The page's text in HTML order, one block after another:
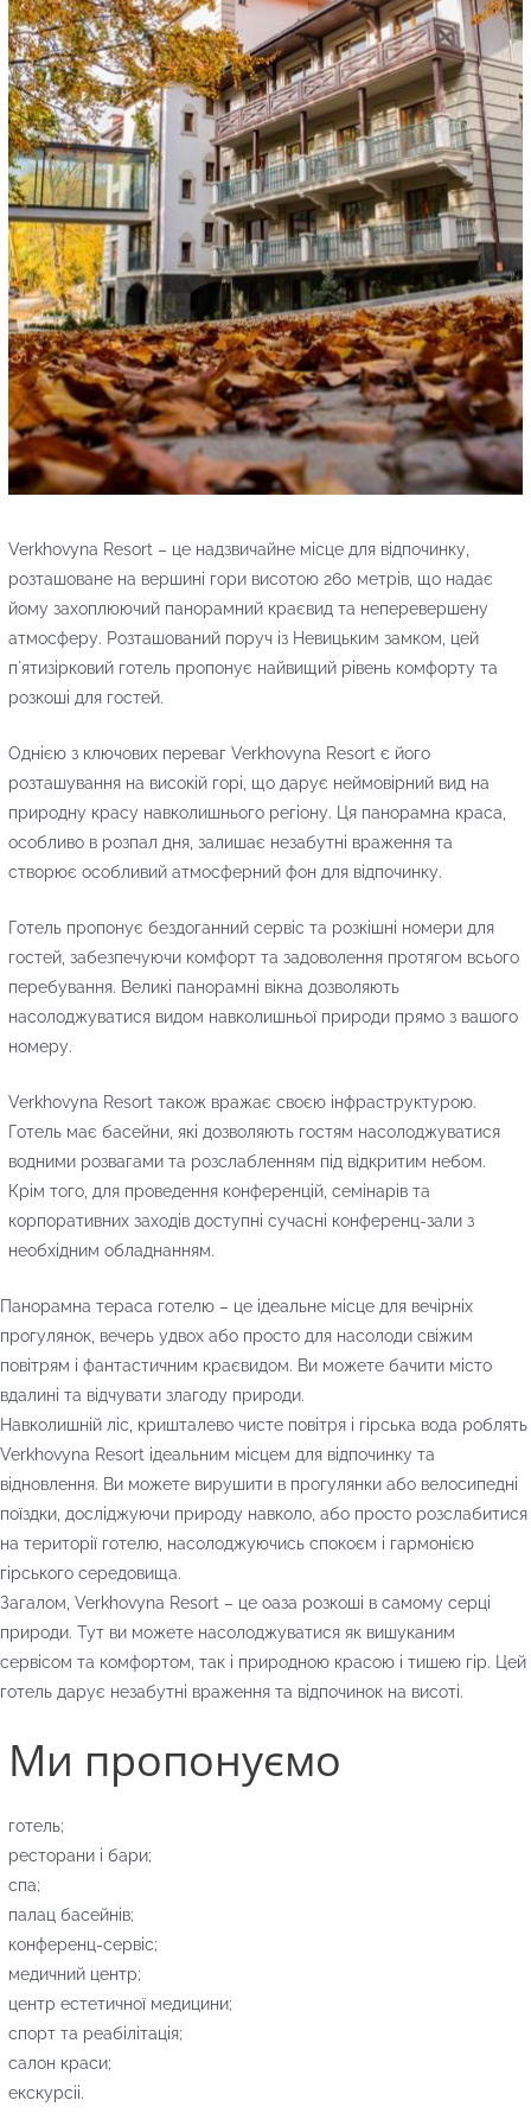
Verkhovyna Resort – це надзвичайне місце для відпочинку,
розташоване на вершині гори висотою 260 метрів, що надає
йому захоплюючий панорамний краєвид та неперевершену
атмосферу. Розташований поруч із Невицьким замком, цей
пʼятизірковий готель пропонує найвищий рівень комфорту та
розкоші для гостей.
Однією з ключових переваг Verkhovyna Resort є його
розташування на високій горі, що дарує неймовірний вид на
природну красу навколишнього регіону. Ця панорамна краса,
особливо в розпал дня, залишає незабутні враження та
створює особливий атмосферний фон для відпочинку.
Готель пропонує бездоганний сервіс та розкішні номери для
гостей, забезпечуючи комфорт та задоволення протягом всього
перебування. Великі панорамні вікна дозволяють
насолоджуватися видом навколишньої природи прямо з вашого
номеру.
Verkhovyna Resort також вражає своєю інфраструктурою.
Готель має басейни, які дозволяють гостям насолоджуватися
водними розвагами та розслабленням під відкритим небом.
Крім того, для проведення конференцій, семінарів та
корпоративних заходів доступні сучасні конференц-зали з
необхідним обладнанням.
Панорамна тераса готелю – це ідеальне місце для вечірніх
прогулянок, вечерь удвох або просто для насолоди свіжим
повітрям і фантастичним краєвидом. Ви можете бачити місто
вдалині та відчувати злагоду природи.
Навколишній ліс, кришталево чисте повітря і гірська вода роблять
Verkhovyna Resort ідеальним місцем для відпочинку та
відновлення. Ви можете вирушити в прогулянки або велосипедні
поїздки, досліджуючи природу навколо, або просто розслабитися
на території готелю, насолоджуючись спокоєм і гармонією
гірського середовища.
Загалом, Verkhovyna Resort – це оаза розкоші в самому серці
природи. Тут ви можете насолоджуватися як вишуканим
сервісом та комфортом, так і природною красою і тишею гір. Цей
готель дарує незабутні враження та відпочинок на висоті.
Ми пропонуємо
готель;
ресторани і бари;
спа;
палац басейнів;
конференц-сервіс;
медичний центр;
центр естетичної медицини;
спорт та реабілітація;
салон краси;
екскурсіі.